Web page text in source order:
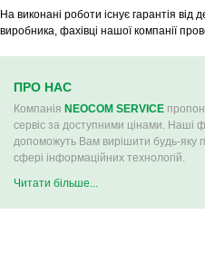
На виконані роботи існує гарантія
виробника, фахівці нашої компанії
ПРО НАС
Компанія NEOCOM SERVICE
сервіс за доступними цінами. Наші
допоможуть Вам вирішити будь-яку
сфері інформаційних технологій.
Читати більше...